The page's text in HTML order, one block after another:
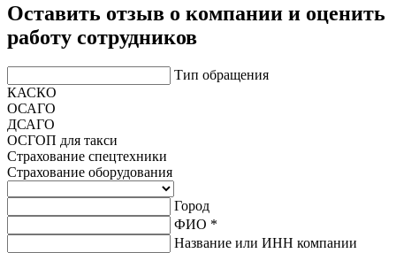
Оставить отзыв о компании и оценить
работу сотрудников
Тип обращения
КАСКО
ОСАГО
ДСАГО
ОСГОП для такси
Страхование спецтехники
Страхование оборудования
Город
ФИО *
Название или ИНН компании